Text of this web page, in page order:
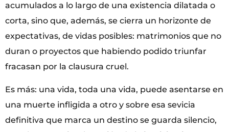
acumulados a lo largo de una existencia dilatada o
corta, sino que, además, se cierra un horizonte de
expectativas, de vidas posibles: matrimonios que no
duran o proyectos que habiendo podido triunfar
fracasan por la clausura cruel.
Es más: una vida, toda una vida, puede asentarse en
una muerte infligida a otro y sobre esa sevicia
definitiva que marca un destino se guarda silencio,